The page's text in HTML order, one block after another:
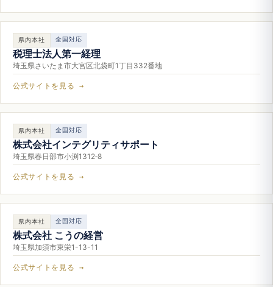
県内本社 全国対応
税理士法人第一経理
埼玉県さいたま市大宮区北袋町1丁目332番地
公式サイトを見る →
県内本社 全国対応
株式会社インテグリティサポート
埼玉県春日部市小渕1312‐8
公式サイトを見る →
県内本社 全国対応
株式会社 こうの経営
埼玉県加須市東栄1-13-11
公式サイトを見る →